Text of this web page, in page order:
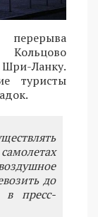
Кольцово
Шри-Ланку.
туристы
до
в пресс-